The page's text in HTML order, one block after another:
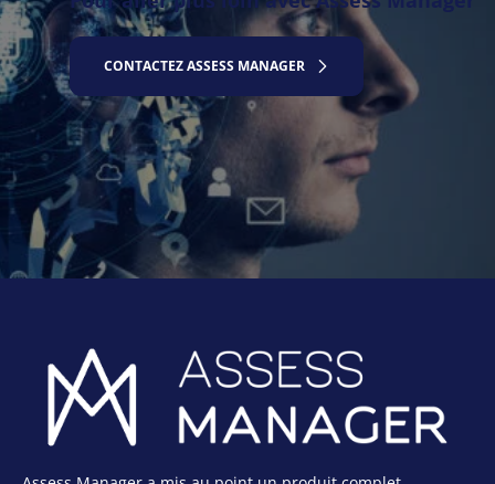
CONTACTEZ ASSESS MANAGER